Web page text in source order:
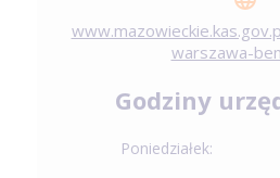
warszawa-
Godziny
Poniedziałek: